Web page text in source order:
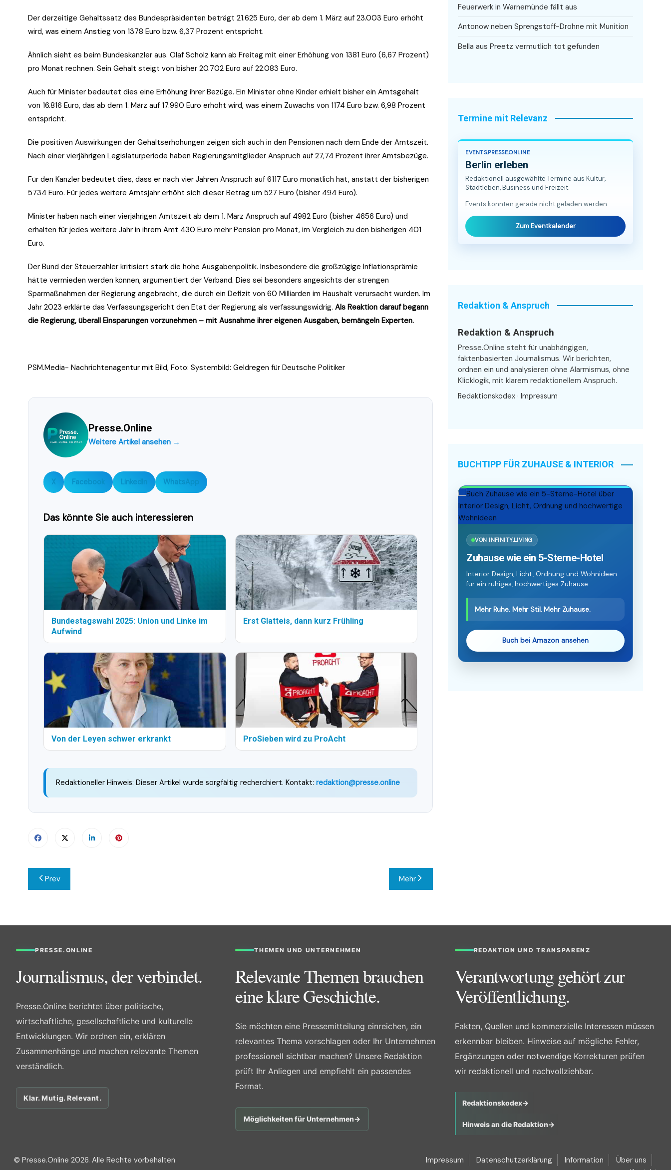
Der derzeitige Gehaltssatz des Bundespräsidenten beträgt 21.625 Euro, der ab dem 1. März auf 23.003 Euro erhöht
wird, was einem Anstieg von 1378 Euro bzw. 6,37 Prozent entspricht.
Ähnlich sieht es beim Bundeskanzler aus. Olaf Scholz kann ab Freitag mit einer Erhöhung von 1381 Euro (6,67 Prozent)
pro Monat rechnen. Sein Gehalt steigt von bisher 20.702 Euro auf 22.083 Euro.
Auch für Minister bedeutet dies eine Erhöhung ihrer Bezüge. Ein Minister ohne Kinder erhielt bisher ein Amtsgehalt
von 16.816 Euro, das ab dem 1. März auf 17.990 Euro erhöht wird, was einem Zuwachs von 1174 Euro bzw. 6,98 Prozent
entspricht.
Die positiven Auswirkungen der Gehaltserhöhungen zeigen sich auch in den Pensionen nach dem Ende der Amtszeit.
Nach einer vierjährigen Legislaturperiode haben Regierungsmitglieder Anspruch auf 27,74 Prozent ihrer Amtsbezüge.
Für den Kanzler bedeutet dies, dass er nach vier Jahren Anspruch auf 6117 Euro monatlich hat, anstatt der bisherigen
5734 Euro. Für jedes weitere Amtsjahr erhöht sich dieser Betrag um 527 Euro (bisher 494 Euro).
Minister haben nach einer vierjährigen Amtszeit ab dem 1. März Anspruch auf 4982 Euro (bisher 4656 Euro) und
erhalten für jedes weitere Jahr in ihrem Amt 430 Euro mehr Pension pro Monat, im Vergleich zu den bisherigen 401
Euro.
Der Bund der Steuerzahler kritisiert stark die hohe Ausgabenpolitik. Insbesondere die großzügige Inflationsprämie
hätte vermieden werden können, argumentiert der Verband. Dies sei besonders angesichts der strengen
Sparmaßnahmen der Regierung angebracht, die durch ein Defizit von 60 Milliarden im Haushalt verursacht wurden. Im
Jahr 2023 erklärte das Verfassungsgericht den Etat der Regierung als verfassungswidrig. Als Reaktion darauf begann
die Regierung, überall Einsparungen vorzunehmen – mit Ausnahme ihrer eigenen Ausgaben, bemängeln Experten.
PSM.Media- Nachrichtenagentur mit Bild, Foto: Systembild: Geldregen für Deutsche Politiker
Presse.Online
Weitere Artikel ansehen →
X Facebook LinkedIn WhatsApp
Das könnte Sie auch interessieren
Bundestagswahl 2025: Union und Linke im
Aufwind
Erst Glatteis, dann kurz Frühling
Von der Leyen schwer erkrankt ProSieben wird zu ProAcht
Redaktioneller Hinweis: Dieser Artikel wurde sorgfältig recherchiert. Kontakt: redaktion@presse.online
Beitragsnavigation
Prev Mehr
Feuerwerk in Warnemünde fällt aus
Antonow neben Sprengstoff-Drohne mit Munition
Bella aus Preetz vermutlich tot gefunden
Termine mit Relevanz
EVENTS.PRESSE.ONLINE
Berlin erleben
Redaktionell ausgewählte Termine aus Kultur,
Stadtleben, Business und Freizeit.
Events konnten gerade nicht geladen werden.
Zum Eventkalender
Redaktion & Anspruch
Redaktion & Anspruch
Presse.Online steht für unabhängigen,
faktenbasierten Journalismus. Wir berichten,
ordnen ein und analysieren ohne Alarmismus, ohne
Klicklogik, mit klarem redaktionellem Anspruch.
Redaktionskodex · Impressum
BUCHTIPP FÜR ZUHAUSE & INTERIOR
VON INFINITY.LIVING
Zuhause wie ein 5-Sterne-Hotel
Interior Design, Licht, Ordnung und Wohnideen
für ein ruhiges, hochwertiges Zuhause.
Mehr Ruhe. Mehr Stil. Mehr Zuhause.
Buch bei Amazon ansehen
PRESSE.ONLINE
Journalismus, der verbindet.
Presse.Online berichtet über politische,
wirtschaftliche, gesellschaftliche und kulturelle
Entwicklungen. Wir ordnen ein, erklären
Zusammenhänge und machen relevante Themen
verständlich.
Klar. Mutig. Relevant.
THEMEN UND UNTERNEHMEN
Relevante Themen brauchen
eine klare Geschichte.
Sie möchten eine Pressemitteilung einreichen, ein
relevantes Thema vorschlagen oder Ihr Unternehmen
professionell sichtbar machen? Unsere Redaktion
prüft Ihr Anliegen und empfiehlt ein passendes
Format.
Möglichkeiten für Unternehmen→
REDAKTION UND TRANSPARENZ
Verantwortung gehört zur
Veröffentlichung.
Fakten, Quellen und kommerzielle Interessen müssen
erkennbar bleiben. Hinweise auf mögliche Fehler,
Ergänzungen oder notwendige Korrekturen prüfen
wir redaktionell und nachvollziehbar.
Redaktionskodex→
Hinweis an die Redaktion→
© Presse.Online 2026. Alle Rechte vorbehalten Impressum Datenschutzerklärung Information
Über uns